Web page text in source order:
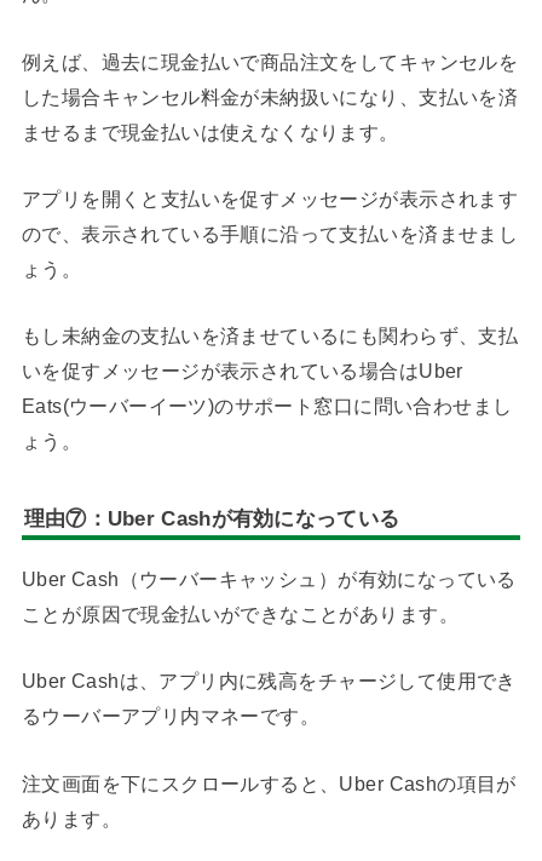
例えば、過去に現金払いで商品注文をしてキャンセルを
した場合キャンセル料金が未納扱いになり、支払いを済
ませるまで現金払いは使えなくなります。
アプリを開くと支払いを促すメッセージが表示されます
ので、表示されている手順に沿って支払いを済ませまし
ょう。
もし未納金の支払いを済ませているにも関わらず、支払
いを促すメッセージが表示されている場合はUber
Eats(ウーバーイーツ)のサポート窓口に問い合わせまし
ょう。
理由⑦：Uber Cashが有効になっている
Uber Cash（ウーバーキャッシュ）が有効になっている
ことが原因で現金払いができなことがあります。
Uber Cashは、アプリ内に残高をチャージして使用でき
るウーバーアプリ内マネーです。
注文画面を下にスクロールすると、Uber Cashの項目が
あります。